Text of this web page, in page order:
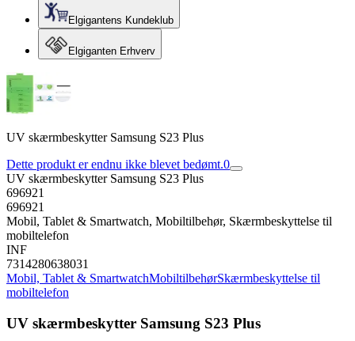
Elgigantens Kundeklub
Elgiganten Erhverv
UV skærmbeskytter Samsung S23 Plus
Dette produkt er endnu ikke blevet bedømt.0
UV skærmbeskytter Samsung S23 Plus
696921
696921
Mobil, Tablet & Smartwatch, Mobiltilbehør, Skærmbeskyttelse til
mobiltelefon
INF
7314280638031
Mobil, Tablet & SmartwatchMobiltilbehørSkærmbeskyttelse til
mobiltelefon
UV skærmbeskytter Samsung S23 Plus